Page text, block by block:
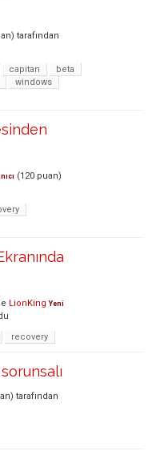
tarafından
capitan
beta
windows
(120 puan)
LionKing Yeni
recovery
tarafından